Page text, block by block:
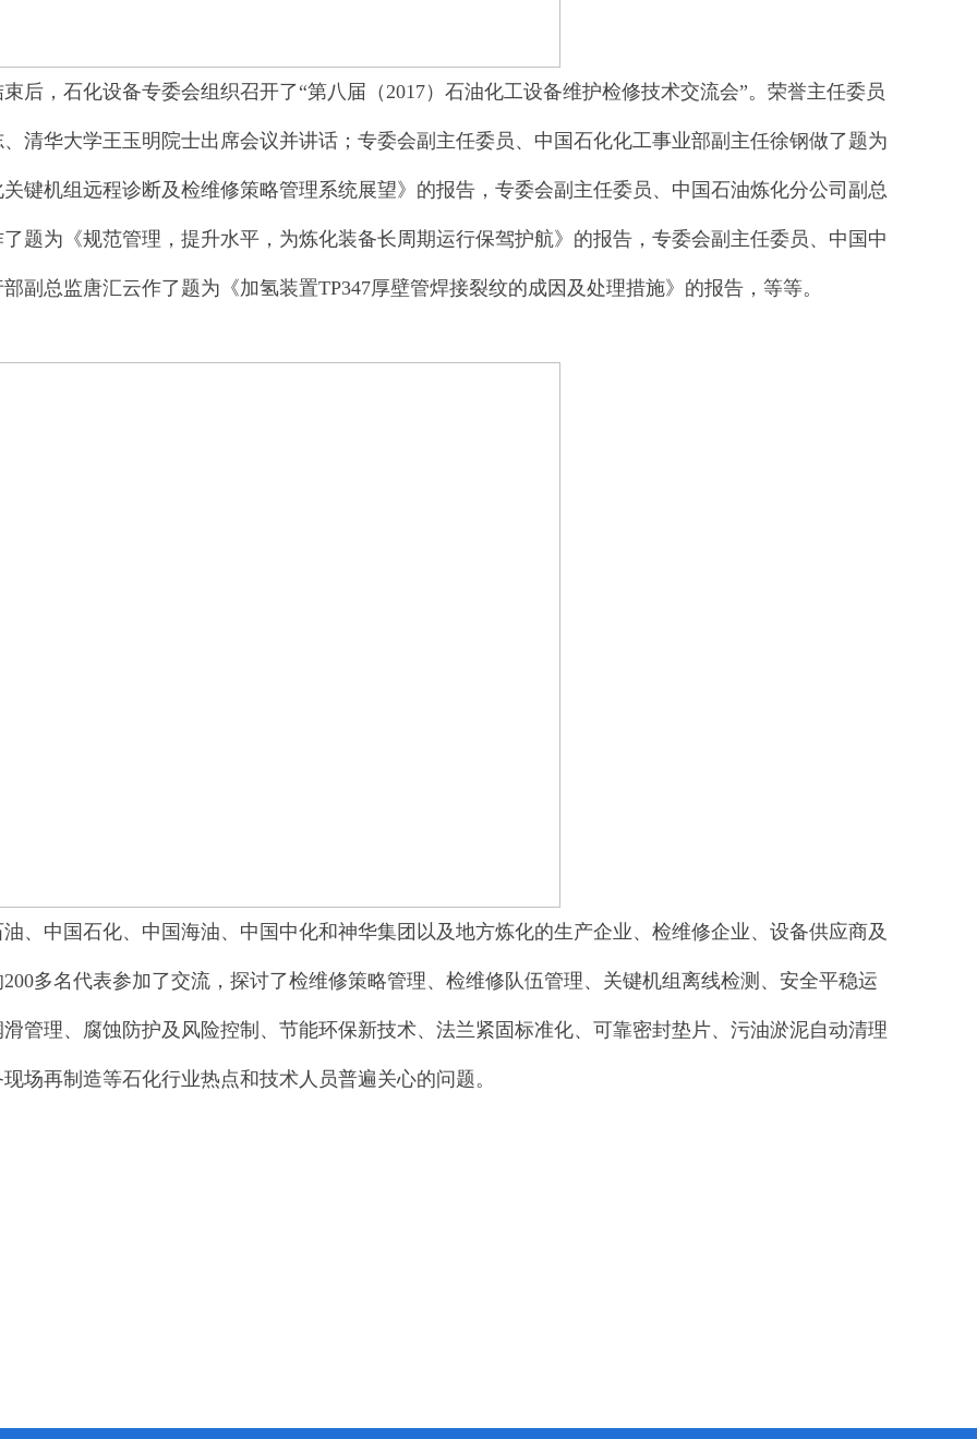
后，石化设备专委会组织召开了“第八届（2017）石油化工设备维护检修技术交流会”。荣誉主任委员
清华大学王玉明院士出席会议并讲话；专委会副主任委员、中国石化化工事业部副主任徐钢做了题为
键机组远程诊断及检维修策略管理系统展望》的报告，专委会副主任委员、中国石油炼化分公司副总
题为《规范管理，提升水平，为炼化装备长周期运行保驾护航》的报告，专委会副主任委员、中国中
副总监唐汇云作了题为《加氢装置TP347厚壁管焊接裂纹的成因及处理措施》的报告，等等。
、中国石化、中国海油、中国中化和神华集团以及地方炼化的生产企业、检维修企业、设备供应商及
多名代表参加了交流，探讨了检维修策略管理、检维修队伍管理、关键机组离线检测、安全平稳运
管理、腐蚀防护及风险控制、节能环保新技术、法兰紧固标准化、可靠密封垫片、污油淤泥自动清理
场再制造等石化行业热点和技术人员普遍关心的问题。